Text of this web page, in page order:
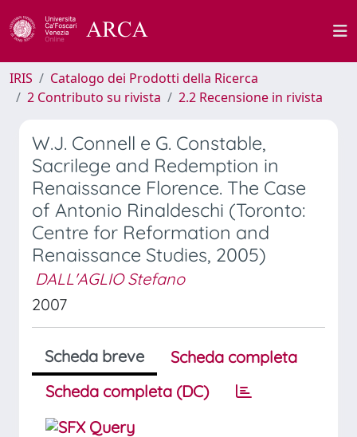
IRIS
Catalogo dei Prodotti della Ricerca
2 Contributo su rivista
2.2 Recensione in rivista
W.J. Connell e G. Constable,
Sacrilege and Redemption in
Renaissance Florence. The Case
of Antonio Rinaldeschi (Toronto:
Centre for Reformation and
Renaissance Studies, 2005)
DALL'AGLIO Stefano
2007
Scheda breve
Scheda completa
Scheda completa (DC)